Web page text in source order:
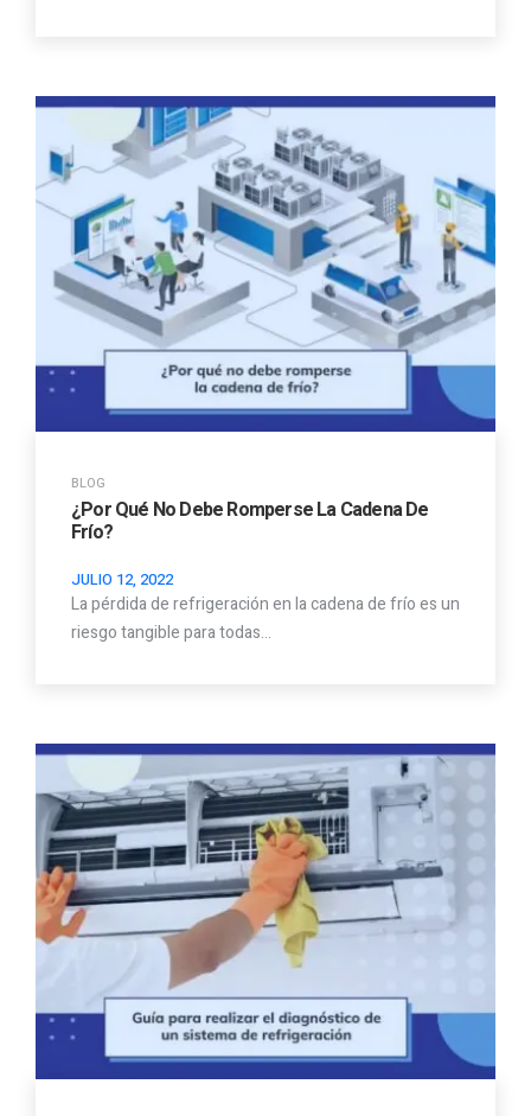
BLOG
¿Por Qué No Debe Romperse La Cadena De
Frío?
JULIO 12, 2022
La pérdida de refrigeración en la cadena de frío es un
riesgo tangible para todas…